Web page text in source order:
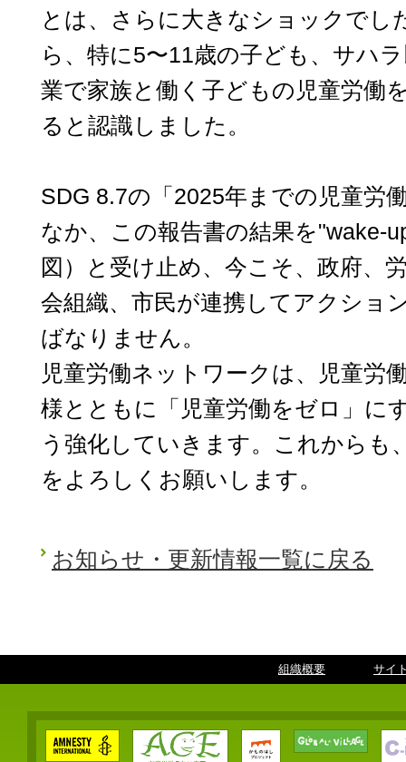
とは、さらに大きなショックでし
ら、特に5〜11歳の子ども、サハ
業で家族と働く子どもの児童労働
ると認識しました。
SDG 8.7の「2025年までの児童労
なか、この報告書の結果を"wake-
図）と受け止め、今こそ、政府、
会組織、市民が連携してアクショ
ばなりません。
児童労働ネットワークは、児童労
様とともに「児童労働をゼロ」に
う強化していきます。これからも
をよろしくお願いします。
お知らせ・更新情報一覧に戻る
組織概要 サイ